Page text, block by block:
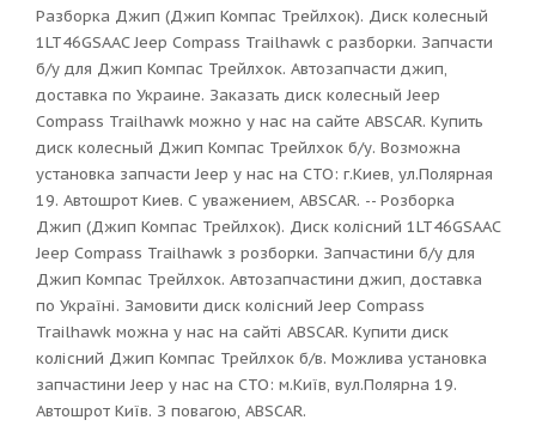
Разборка Джип (Джип Компас Трейлхок). Диск колесный
1LT46GSAAC Jeep Compass Trailhawk с разборки. Запчасти
б/у для Джип Компас Трейлхок. Автозапчасти джип,
доставка по Украине. Заказать диск колесный Jeep
Compass Trailhawk можно у нас на сайте ABSCAR. Купить
диск колесный Джип Компас Трейлхок б/у. Возможна
установка запчасти Jeep у нас на СТО: г.Киев, ул.Полярная
19. Автошрот Киев. С уважением, ABSCAR. -- Розборка
Джип (Джип Компас Трейлхок). Диск колісний 1LT46GSAAC
Jeep Compass Trailhawk з розборки. Запчастини б/у для
Джип Компас Трейлхок. Автозапчастини джип, доставка
по Україні. Замовити диск колісний Jeep Compass
Trailhawk можна у нас на сайті ABSCAR. Купити диск
колісний Джип Компас Трейлхок б/в. Можлива установка
запчастини Jeep у нас на СТО: м.Київ, вул.Полярна 19.
Автошрот Київ. З повагою, ABSCAR.